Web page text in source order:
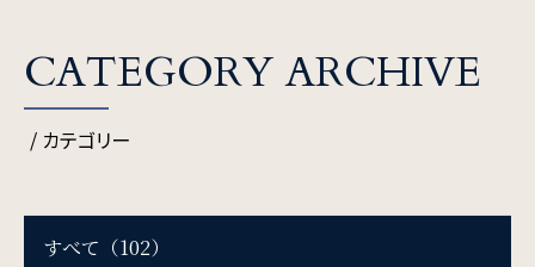
宿泊予約
CATEGORY ARCHIVE
/ カテゴリー
すべて（102）